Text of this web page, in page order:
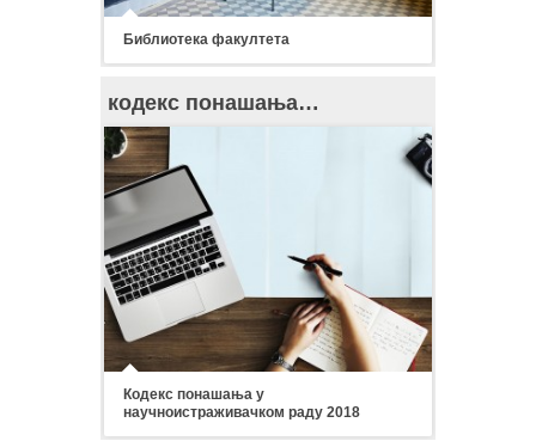
Библиотека факултета
кодекс понашања…
Кодекс понашања у
научноистраживачком раду 2018